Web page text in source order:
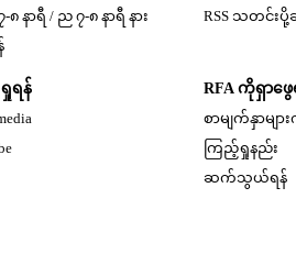
၈ နာရီ / ည ၇-၈ နာရီ နား
ရန်
RSS သတင်းပို့ခ
RFA ကိုရှာဖွေ
စာမျက်နှာမျ
ကြည့်ရှုနည်း
ဆက်သွယ်ရန်